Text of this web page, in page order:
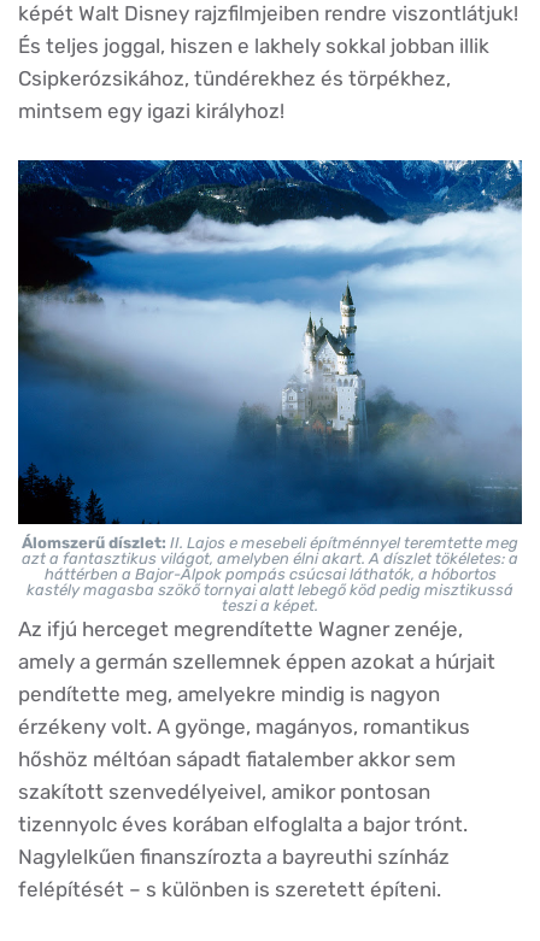
képét Walt Disney rajzfilmjeiben rendre viszontlátjuk!
És teljes joggal, hiszen e lakhely sokkal jobban illik
Csipkerózsikához, tündérekhez és törpékhez,
mintsem egy igazi királyhoz!
Álomszerű díszlet: II. Lajos e mesebeli építménnyel teremtette meg
azt a fantasztikus világot, amelyben élni akart. A díszlet tökéletes: a
háttérben a Bajor-Alpok pompás csúcsai láthatók, a hóbortos
kastély magasba szökő tornyai alatt lebegő köd pedig misztikussá
teszi a képet.
Az ifjú herceget megrendítette Wagner zenéje,
amely a germán szellemnek éppen azokat a húrjait
pendítette meg, amelyekre mindig is nagyon
érzékeny volt. A gyönge, magányos, romantikus
hőshöz méltóan sápadt fiatalember akkor sem
szakított szenvedélyeivel, amikor pontosan
tizennyolc éves korában elfoglalta a bajor trónt.
Nagylelkűen finanszírozta a bayreuthi színház
felépítését – s különben is szeretett építeni.